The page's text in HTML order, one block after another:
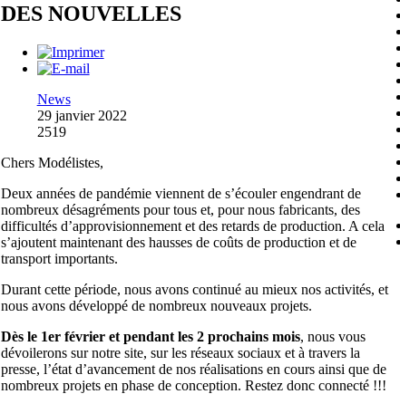
DES NOUVELLES
News
29 janvier 2022
2519
Chers Modélistes,
Deux années de pandémie viennent de s’écouler engendrant de
nombreux désagréments pour tous et, pour nous fabricants, des
difficultés d’approvisionnement et des retards de production. A cela
s’ajoutent maintenant des hausses de coûts de production et de
transport importants.
Durant cette période, nous avons continué au mieux nos activités, et
nous avons développé de nombreux nouveaux projets.
Dès le 1er février et pendant les 2 prochains mois, nous vous
dévoilerons sur notre site, sur les réseaux sociaux et à travers la
presse, l’état d’avancement de nos réalisations en cours ainsi que de
nombreux projets en phase de conception. Restez donc connecté !!!